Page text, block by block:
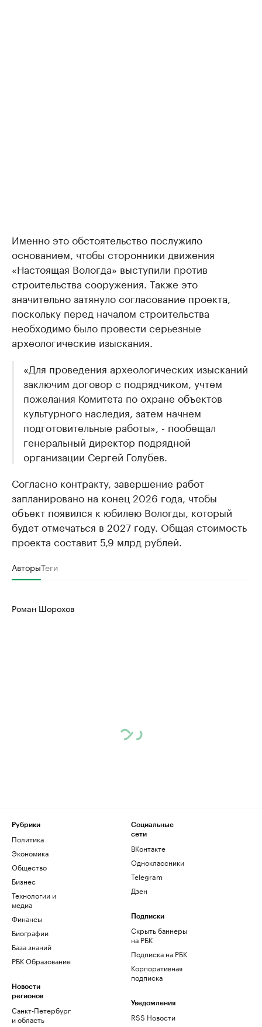
Именно это обстоятельство послужило
основанием, чтобы сторонники движения
«Настоящая Вологда» выступили против
строительства сооружения. Также это
значительно затянуло согласование проекта,
поскольку перед началом строительства
необходимо было провести серьезные
археологические изыскания.
«Для проведения археологических изысканий
заключим договор с подрядчиком, учтем
пожелания Комитета по охране объектов
культурного наследия, затем начнем
подготовительные работы», - пообещал
генеральный директор подрядной
организации Сергей Голубев.
Согласно контракту, завершение работ
запланировано на конец 2026 года, чтобы
объект появился к юбилею Вологды, который
будет отмечаться в 2027 году. Общая стоимость
проекта составит 5,9 млрд рублей.
АвторыТеги
Роман Шорохов
Рубрики
Политика
Экономика
Общество
Бизнес
Технологии и
медиа
Финансы
Биографии
База знаний
РБК Образование
Новости
регионов
Санкт-Петербург
и область
Социальные
сети
ВКонтакте
Одноклассники
Telegram
Дзен
Подписки
Скрыть баннеры
на РБК
Подписка на РБК
Корпоративная
подписка
Уведомления
RSS Новости